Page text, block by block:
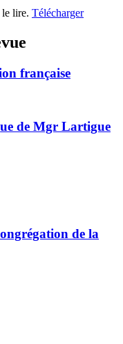
lire. Télécharger
française
de Mgr Lartigue
de la